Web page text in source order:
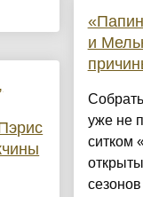
и
уже не
ситком